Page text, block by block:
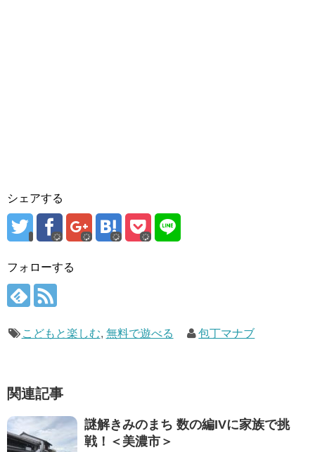
シェアする
フォローする
こどもと楽しむ, 無料で遊べる 包丁マナブ
関連記事
謎解きみのまち 数の編IVに家族で挑
戦！＜美濃市＞